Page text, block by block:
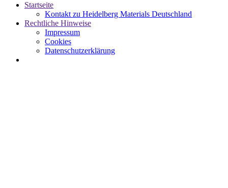
Startseite
Kontakt zu Heidelberg Materials Deutschland
Rechtliche Hinweise
Impressum
Cookies
Datenschutzerklärung